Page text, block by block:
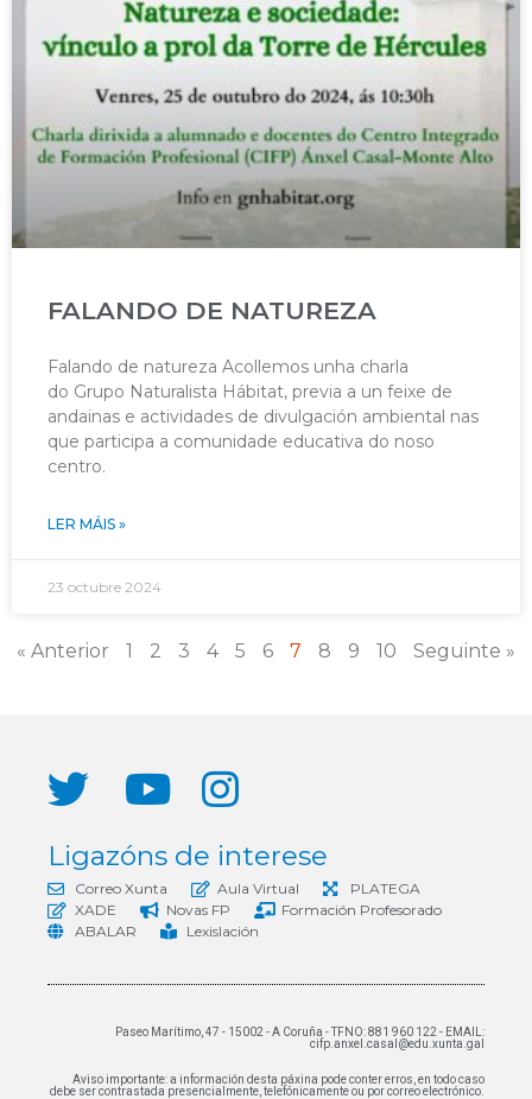
FALANDO DE NATUREZA
Falando de natureza Acollemos unha charla
do Grupo Naturalista Hábitat, previa a un feixe de
andainas e actividades de divulgación ambiental nas
que participa a comunidade educativa do noso
centro.
LER MÁIS »
23 octubre 2024
« Anterior 1 2 3 4 5 6 7 8 9 10 Seguinte »
Ligazóns de interese
Correo Xunta Aula Virtual
PLATEGA
XADE
Novas FP
Formación Profesorado
ABALAR
Lexislación
Paseo Marítimo, 47 - 15002 - A Coruña - TFNO: 881 960 122 - EMAIL:
cifp.anxel.casal@edu.xunta.gal
Aviso importante: a información desta páxina pode conter erros, en todo caso
debe ser contrastada presencialmente, telefónicamente ou por correo electrónico.